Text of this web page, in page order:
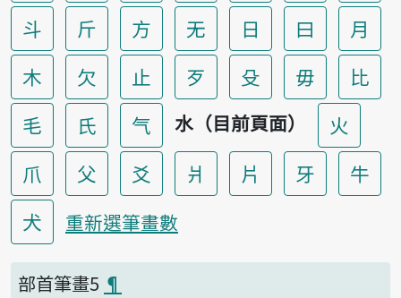
斗
斤 方 无 日 曰
月
木
欠 止 歹 殳 毋
比
毛
氏 气 水（目前頁面）
火
爪
父 爻 爿 片 牙
牛
犬
重新選筆畫數
部首筆畫5 ¶